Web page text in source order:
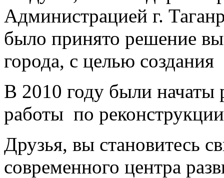
Администрацией г.
было принято решение
города, с целью
В 2010 году были начаты
работы по
Друзья, вы становитесь
современного центра